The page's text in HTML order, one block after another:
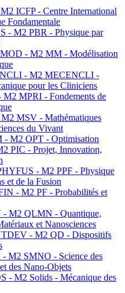
ICFP - Centre International
Fondamentale
- M2 PBR - Physique par
- M2 MM - Modélisation
- M2 MECENCLI -
pour les Cliniciens
MPRI - Fondements de
MSV - Mathématiques
du Vivant
- M2 OPT - Optimisation
PIC - Projet, Innovation,
- M2 PPF - Physique
et de la Fusion
- M2 PF - Probabilités et
M2 QLMN - Quantique,
et Nanosciences
- M2 QD - Dispositifs
M2 SMNO - Science des
des Nano-Objets
- M2 Solids - Mécanique des